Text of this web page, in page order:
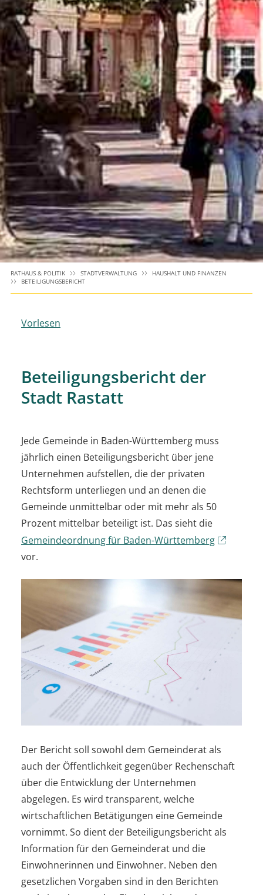
RATHAUS & POLITIK STADTVERWALTUNG
HAUSHALT UND FINANZEN
BETEILIGUNGSBERICHT
Vorlesen
Beteiligungsbericht der
Stadt Rastatt
Jede Gemeinde in Baden-Württemberg muss
jährlich einen Beteiligungsbericht über jene
Unternehmen aufstellen, die der privaten
Rechtsform unterliegen und an denen die
Gemeinde unmittelbar oder mit mehr als 50
Prozent mittelbar beteiligt ist. Das sieht die
Gemeindeordnung für Baden-Württemberg
vor.
Der Bericht soll sowohl dem Gemeinderat als
auch der Öffentlichkeit gegenüber Rechenschaft
über die Entwicklung der Unternehmen
abgelegen. Es wird transparent, welche
wirtschaftlichen Betätigungen eine Gemeinde
vornimmt. So dient der Beteiligungsbericht als
Information für den Gemeinderat und die
Einwohnerinnen und Einwohner. Neben den
gesetzlichen Vorgaben sind in den Berichten